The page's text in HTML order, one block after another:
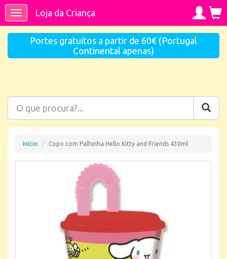
ToggleLoja da Criança
Portes gratuitos a partir de 60€ (Portugal
Continental apenas)
Início Copo com Palhinha Hello Kitty and Friends 430ml